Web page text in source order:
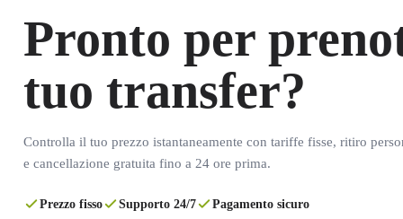
Pronto per
tuo transfer?
Controlla il tuo prezzo istantaneamente con tariffe fisse, ritiro
e cancellazione gratuita fino a 24 ore prima.
Prezzo fisso Supporto 24/7 Pagamento sicuro